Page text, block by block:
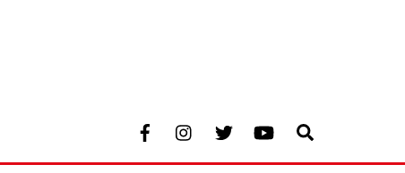
Facebook Youtube